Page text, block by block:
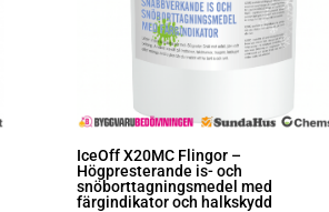
IceOff X20MC Flingor –
Högpresterande is- och
snöborttagningsmedel med
färgindikator och halkskydd